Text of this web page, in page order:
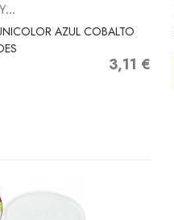
rápida AZUL COBALTO
Precio
3,11 €